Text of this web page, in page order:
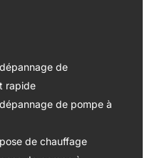
de
rapide
de pompe à
de chauffage